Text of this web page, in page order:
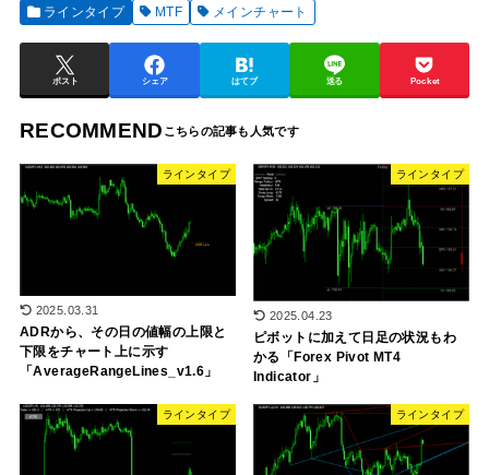
ラインタイプ MTF メインチャート
ポスト シェア はてブ 送る Pocket
RECOMMEND
ラインタイプ
2025.03.31
ADRから、その日の値幅の上限と
下限をチャート上に示す
「AverageRangeLines_v1.6」
ラインタイプ
2025.04.23
ピボットに加えて日足の状況もわ
かる「Forex Pivot MT4
Indicator」
ラインタイプ ラインタイプ